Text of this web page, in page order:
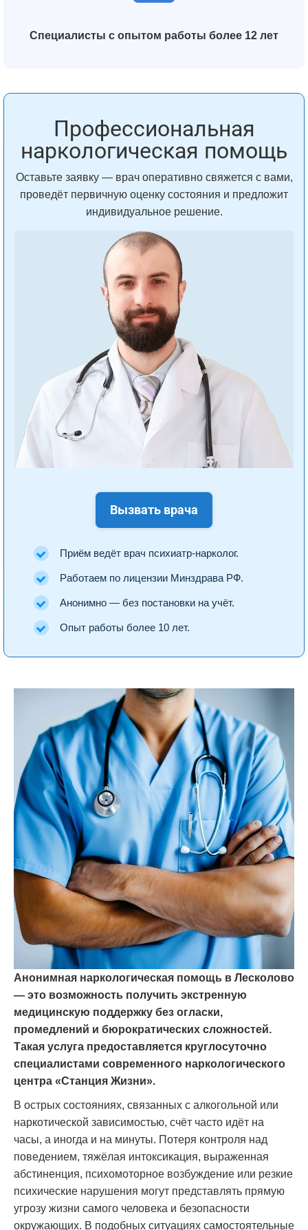
Специалисты с опытом работы более 12 лет
Профессиональная
наркологическая помощь
Оставьте заявку — врач оперативно свяжется с вами,
проведёт первичную оценку состояния и предложит
индивидуальное решение.
Вызвать врача
Приём ведёт врач психиатр-нарколог.
Работаем по лицензии Минздрава РФ.
Анонимно — без постановки на учёт.
Опыт работы более 10 лет.
Анонимная наркологическая помощь в Лесколово
— это возможность получить экстренную
медицинскую поддержку без огласки,
промедлений и бюрократических сложностей.
Такая услуга предоставляется круглосуточно
специалистами современного наркологического
центра «Станция Жизни».
В острых состояниях, связанных с алкогольной или
наркотической зависимостью, счёт часто идёт на
часы, а иногда и на минуты. Потеря контроля над
поведением, тяжёлая интоксикация, выраженная
абстиненция, психомоторное возбуждение или резкие
психические нарушения могут представлять прямую
угрозу жизни самого человека и безопасности
окружающих. В подобных ситуациях самостоятельные